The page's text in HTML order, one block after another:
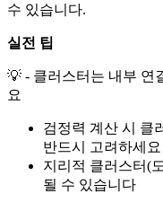
수 있습니다.
실전 팁
💡 - 클러스터는 내부 연
요
검정력 계산 시 클
반드시 고려하세요
지리적 클러스터(
될 수 있습니다